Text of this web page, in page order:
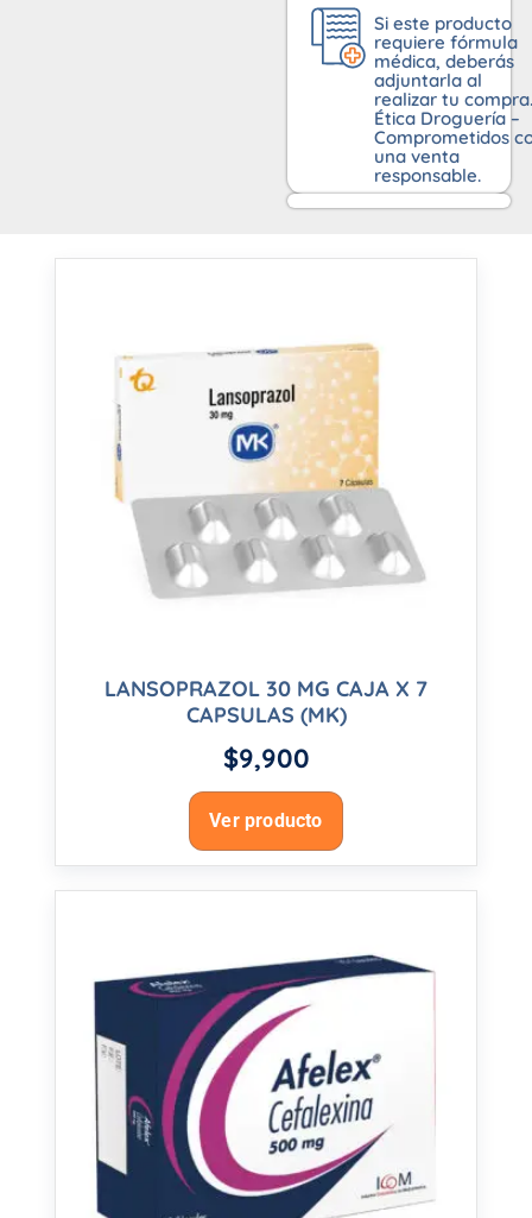
Si este producto
requiere fórmula
médica, deberás
adjuntarla al
realizar tu compra.
Ética Droguería –
Comprometidos
una venta
responsable.
LANSOPRAZOL 30 MG CAJA X 7
CAPSULAS (MK)
$9,900
Ver producto